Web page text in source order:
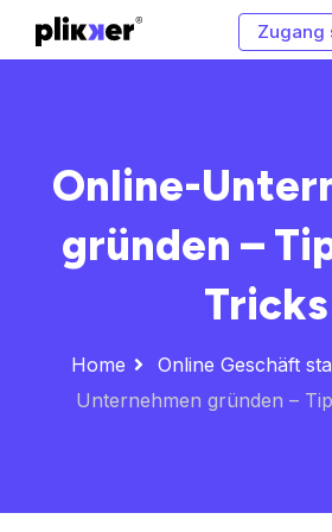
Zugang
Online-
gründen –
Tricks
Home Online Geschäft
Unternehmen gründen –